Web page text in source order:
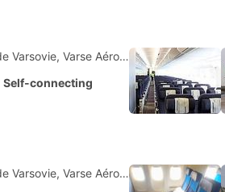
WAW Aéroport Chopin de Varsovie, Varse Aéroport
Self-connecting
WAW Aéroport Chopin de Varsovie, Varse Aéroport